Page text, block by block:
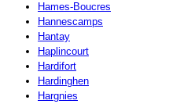
Hames-Boucres
Hannescamps
Hantay
Haplincourt
Hardifort
Hardinghen
Hargnies